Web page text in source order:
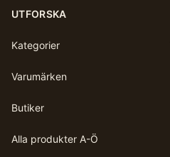
UTFORSKA
Kategorier
Varumärken
Butiker
Alla produkter A-Ö